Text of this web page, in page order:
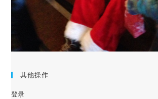
其他操作
登录